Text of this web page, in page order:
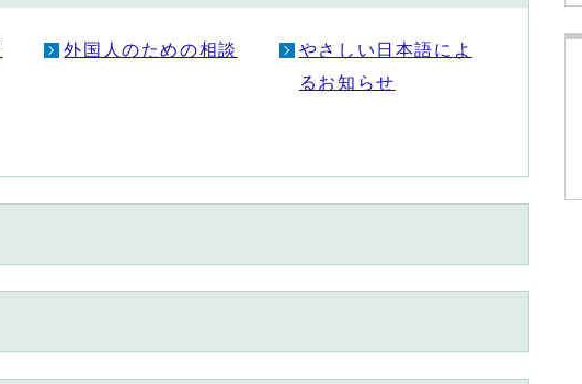
外国人のための相談
やさしい日本語によ
るお知らせ